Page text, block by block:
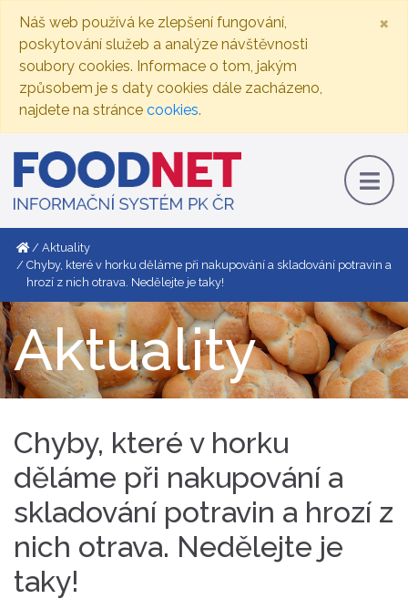
Náš web používá ke zlepšení fungování,
poskytování služeb a analýze návštěvnosti
soubory cookies. Informace o tom, jakým
způsobem je s daty cookies dále zacházeno,
najdete na stránce cookies.
×
Aktuality
Chyby, které v horku děláme při nakupování a skladování potravin a
hrozí z nich otrava. Nedělejte je taky!
Aktuality
Chyby, které v horku
děláme při nakupování a
skladování potravin a hrozí z
nich otrava. Nedělejte je
taky!